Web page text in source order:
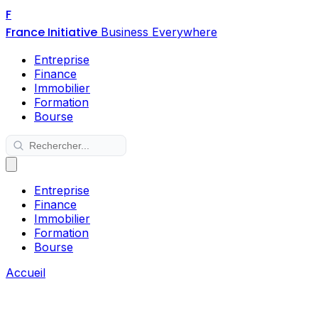
F
France Initiative Business Everywhere
Entreprise
Finance
Immobilier
Formation
Bourse
Entreprise
Finance
Immobilier
Formation
Bourse
Accueil